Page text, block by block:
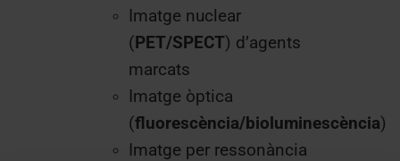
Imatge nuclear
( PET/SPECT) d’agents
marcats
Imatge òptica
(fluorescència/bioluminescència)
Imatge per ressonància